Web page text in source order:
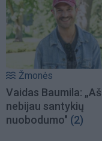
Žmonės
Vaidas Baumila: „Aš
nebijau santykių
nuobodumo" (2)